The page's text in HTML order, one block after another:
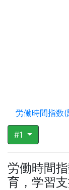
労働時間指数
#1
労働時間
育，学習